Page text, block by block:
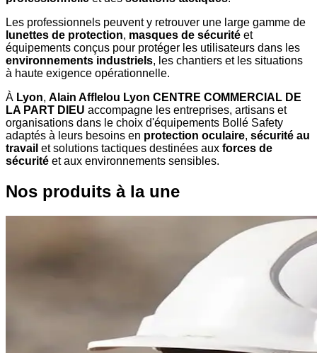
Les professionnels peuvent y retrouver une large gamme de
lunettes de protection, masques de sécurité et
équipements conçus pour protéger les utilisateurs dans les
environnements industriels, les chantiers et les situations
à haute exigence opérationnelle.
À Lyon, Alain Afflelou Lyon CENTRE COMMERCIAL DE
LA PART DIEU accompagne les entreprises, artisans et
organisations dans le choix d'équipements Bollé Safety
adaptés à leurs besoins en protection oculaire, sécurité au
travail et solutions tactiques destinées aux forces de
sécurité et aux environnements sensibles.
Nos produits à la une